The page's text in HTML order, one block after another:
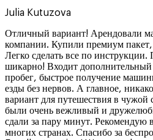
Julia Kutuzova
Отличный вариант! Арендовали
компании. Купили премиум
Легко сделать все по
шикарно! Входит
пробег, быстрое получение
езды без нервов. А главное,
вариант для путешествия в чужой
были очень вежливый и
сдали за пару минут. Рекомендую
многих странах. Спасибо за